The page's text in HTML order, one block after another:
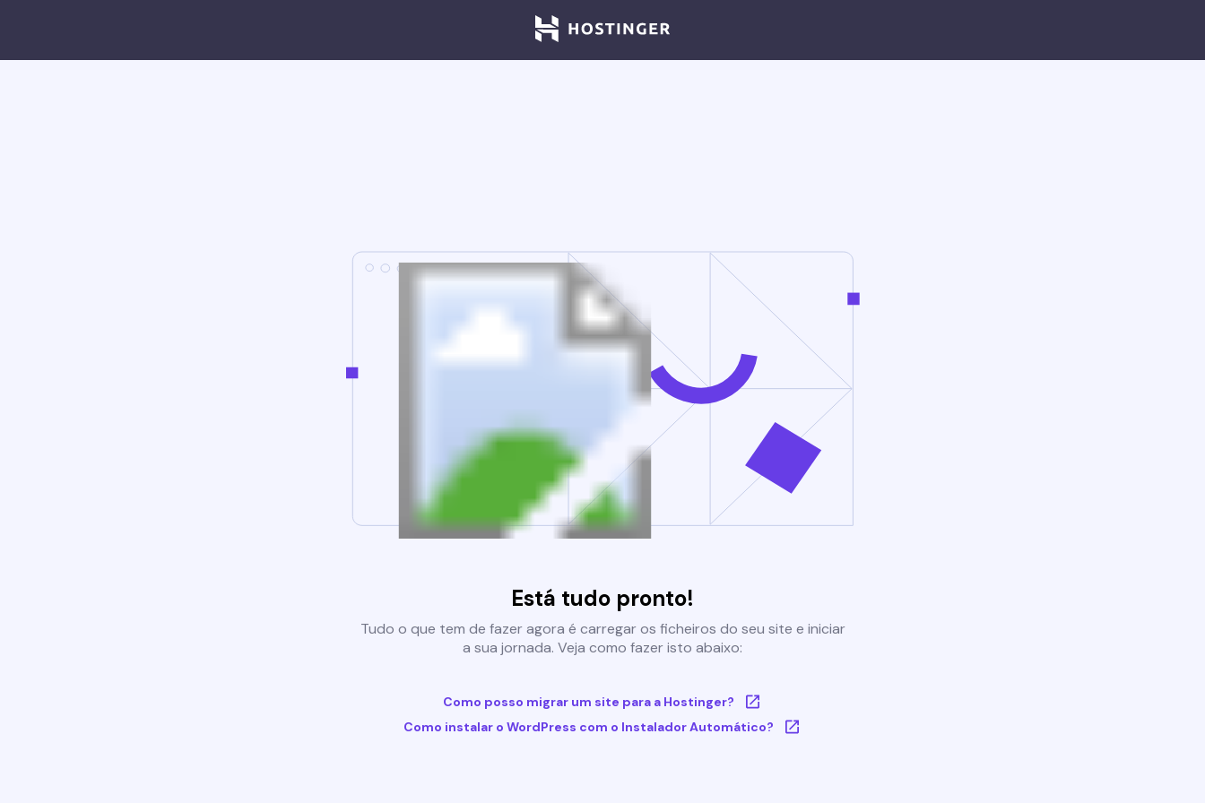
Está tudo pronto!
Tudo o que tem de fazer agora é carregar os ficheiros do seu site e iniciar
a sua jornada. Veja como fazer isto abaixo:
Como posso migrar um site para a Hostinger?
Como instalar o WordPress com o Instalador Automático?